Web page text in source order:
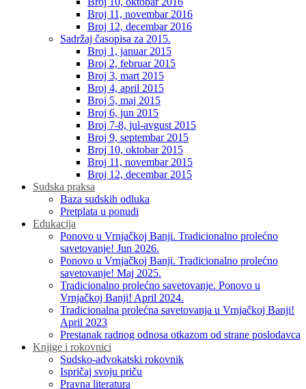
Broj 11, novembar 2016
Broj 12, decembar 2016
Sadržaj časopisa za 2015.
Broj 1, januar 2015
Broj 2, februar 2015
Broj 3, mart 2015
Broj 4, april 2015
Broj 5, maj 2015
Broj 6, jun 2015
Broj 7-8, jul-avgust 2015
Broj 9, septembar 2015
Broj 10, oktobar 2015
Broj 11, novembar 2015
Broj 12, decembar 2015
Sudska praksa
Baza sudskih odluka
Pretplata u ponudi
Edukacija
Ponovo u Vrnjačkoj Banji. Tradicionalno prolećno
savetovanje! Jun 2026.
Ponovo u Vrnjačkoj Banji. Tradicionalno prolećno
savetovanje! Maj 2025.
Tradicionalno prolećno savetovanje. Ponovo u
Vrnjačkoj Banji! April 2024.
Tradicionalna prolećna savetovanja u Vrnjačkoj Banji!
April 2023
Prestanak radnog odnosa otkazom od strane poslodavca
Knjige i rokovnici
Sudsko-advokatski rokovnik
Ispričaj svoju priču
Pravna literatura